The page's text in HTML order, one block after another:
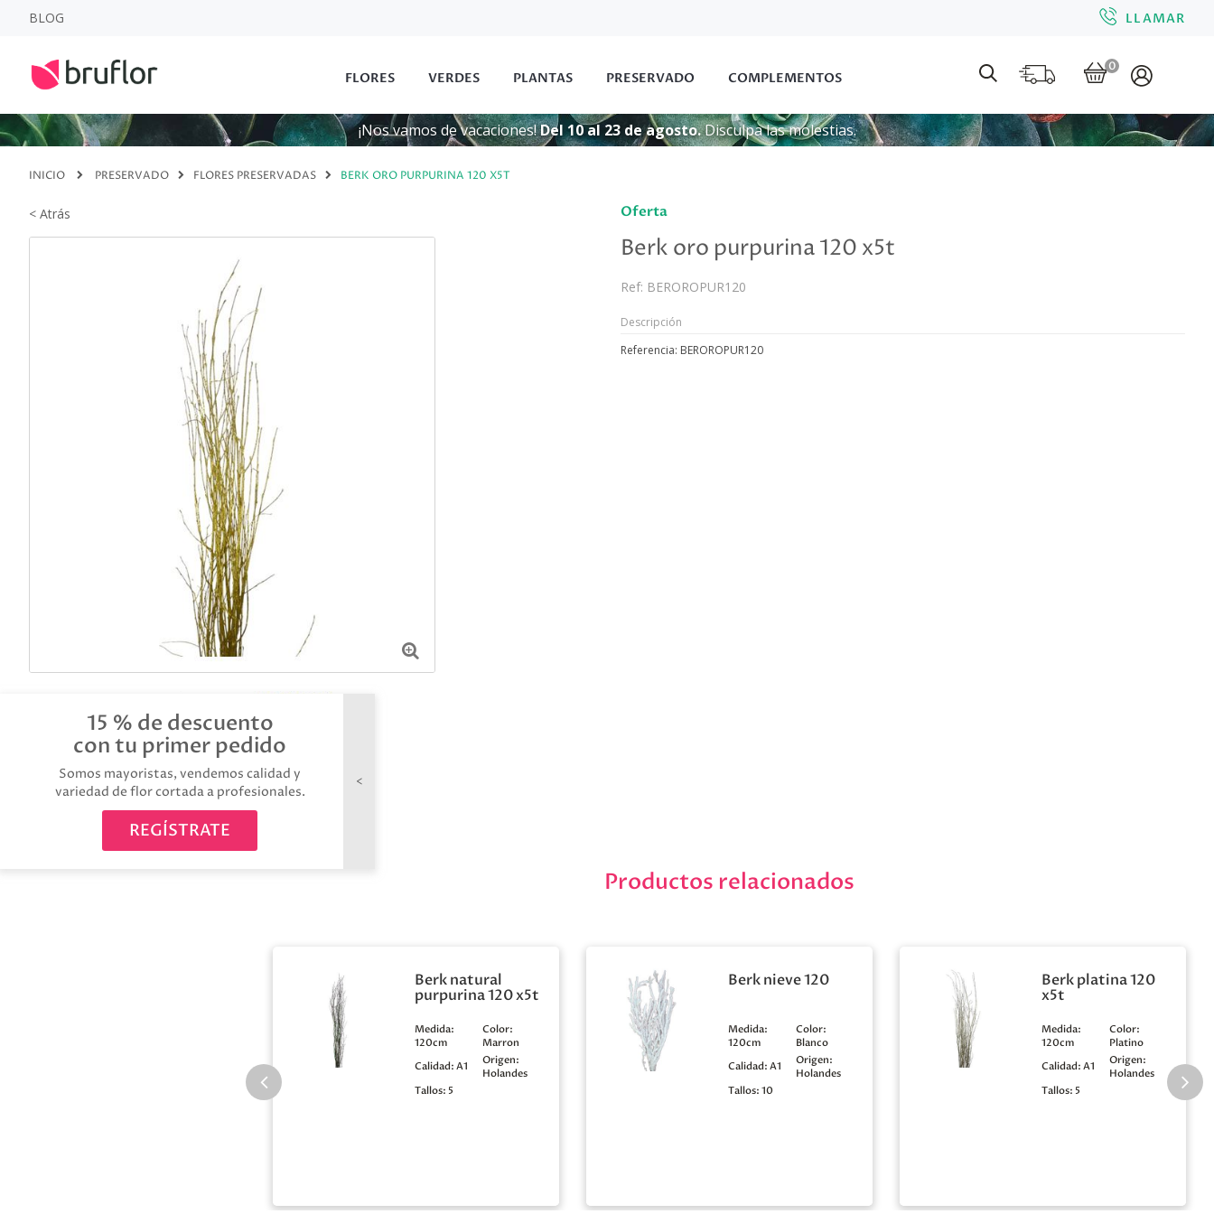
15 % de descuento
con tu primer pedido
Somos mayoristas, vendemos calidad y
variedad de flor cortada a profesionales.
REGÍSTRATE
BLOG LLAMAR
0
FLORES VERDES PLANTAS PRESERVADO COMPLEMENTOS
¡Nos vamos de vacaciones!Del 10 al 23 de agosto.Disculpa las molestias.
INICIO PRESERVADO FLORES PRESERVADAS BERK ORO PURPURINA 120 X5T
< Atrás Oferta
Berk oro purpurina 120 x5t
Ref: BEROROPUR120
Descripción
Referencia: BEROROPUR120
Productos relacionados
Berk natural
purpurina 120 x5t
Medida:
120cm
Color:
Marron
Calidad: A1
Origen:
Holandes
Tallos: 5
Berk nieve 120
Medida:
120cm
Color:
Blanco
Calidad: A1
Origen:
Holandes
Tallos: 10
Berk platina 120
x5t
Medida:
120cm
Color:
Platino
Calidad: A1
Origen:
Holandes
Tallos: 5